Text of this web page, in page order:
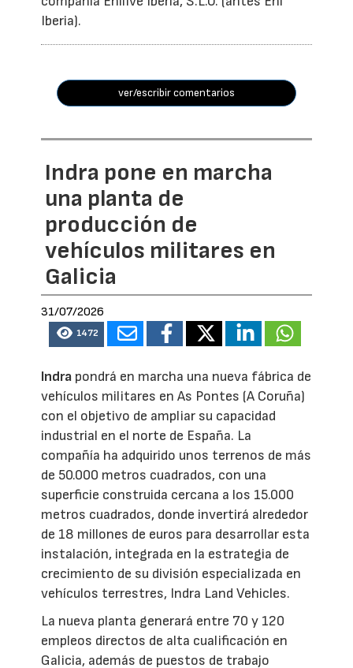
Iberia).
ver/escribir comentarios
Indra pone en marcha
una planta de
producción de
vehículos militares en
Galicia
31/07/2026
1472
Indra pondrá en marcha una nueva fábrica de
vehículos militares en As Pontes (A Coruña)
con el objetivo de ampliar su capacidad
industrial en el norte de España. La
compañía ha adquirido unos terrenos de más
de 50.000 metros cuadrados, con una
superficie construida cercana a los 15.000
metros cuadrados, donde invertirá alrededor
de 18 millones de euros para desarrollar esta
instalación, integrada en la estrategia de
crecimiento de su división especializada en
vehículos terrestres, Indra Land Vehicles.
La nueva planta generará entre 70 y 120
empleos directos de alta cualificación en
Galicia, además de puestos de trabajo